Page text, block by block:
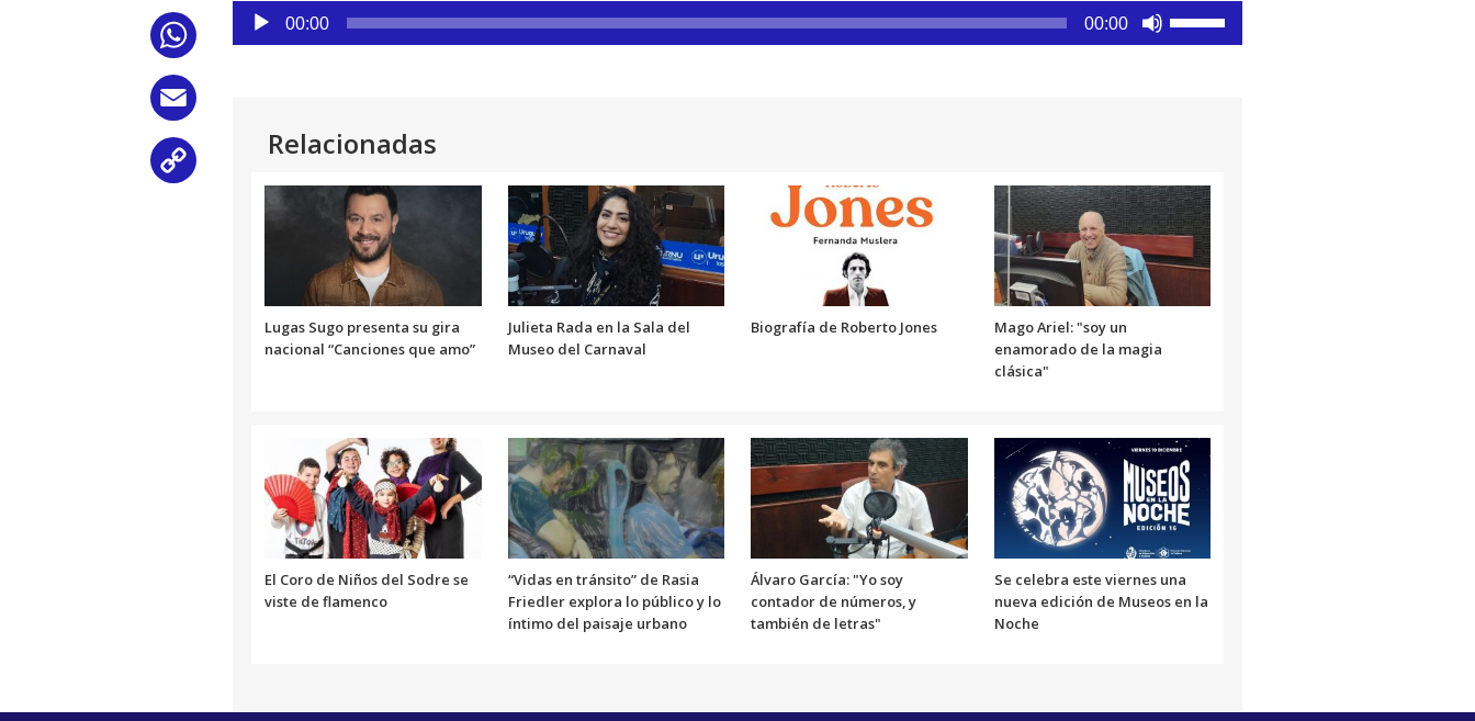
WhatsApp
Reproductor
de
00:00 00:00
aumentar
o
disminuir
volumen.
Relacionadas
Lugas Sugo presenta su gira
nacional “Canciones que amo”
Julieta Rada en la Sala del
Museo del Carnaval
Biografía de Roberto Jones
Mago Ariel: "soy un
enamorado de la magia
clásica"
El Coro de Niños del Sodre se
viste de flamenco
“Vidas en tránsito” de Rasia
Friedler explora lo público y lo
íntimo del paisaje urbano
Álvaro García: "Yo soy
contador de números, y
también de letras"
Se celebra este viernes una
nueva edición de Museos en la
Noche